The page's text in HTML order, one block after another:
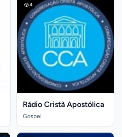
4
Rádio Cristã Apostólica
Gospel